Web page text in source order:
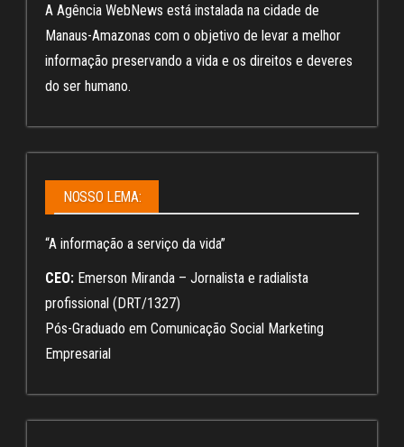
A Agência WebNews está instalada na cidade de
Manaus-Amazonas com o objetivo de levar a melhor
informação preservando a vida e os direitos e deveres
do ser humano.
NOSSO LEMA:
“A informação a serviço da vida”
CEO: Emerson Miranda – Jornalista e radialista
profissional (DRT/1327)
Pós-Graduado em Comunicação Social Marketing
Empresarial